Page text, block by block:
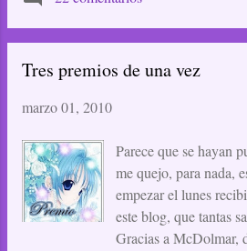
que corren sin rumbo
antes, en aquellos
campos y bosques,
murmurando tu
por teléfono, y sólo se
fijamente la luz roja,
absurda, como si el
cincuenta peatones la
pudiera conseguir que
Tres premios de una vez
marzo 01, 2010
Parece que se hayan
me quejo, para nada,
empezar el lunes
este blog, que tantas
Gracias a McDolmar,